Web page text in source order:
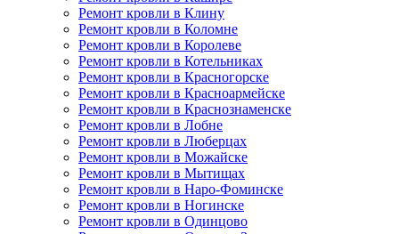
Ремонт кровли в Клину
Ремонт кровли в Коломне
Ремонт кровли в Королеве
Ремонт кровли в Котельниках
Ремонт кровли в Красногорске
Ремонт кровли в Красноармейске
Ремонт кровли в Краснознаменске
Ремонт кровли в Лобне
Ремонт кровли в Люберцах
Ремонт кровли в Можайске
Ремонт кровли в Мытищах
Ремонт кровли в Наро-Фоминске
Ремонт кровли в Ногинске
Ремонт кровли в Одинцово